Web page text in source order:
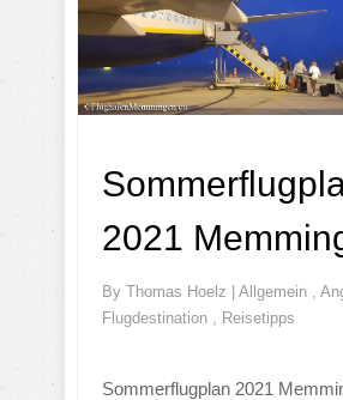
2021
By Thomas Hoelz | Allgemein
Flugdestination
Reisetipps
Sommerflugplan 2021